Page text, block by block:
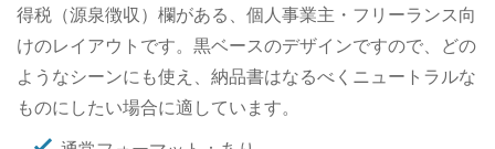
得税（源泉徴収）欄がある、個人事業主・フリーランス向
けのレイアウトです。黒ベースのデザインですので、どの
ようなシーンにも使え、納品書はなるべくニュートラルな
ものにしたい場合に適しています。